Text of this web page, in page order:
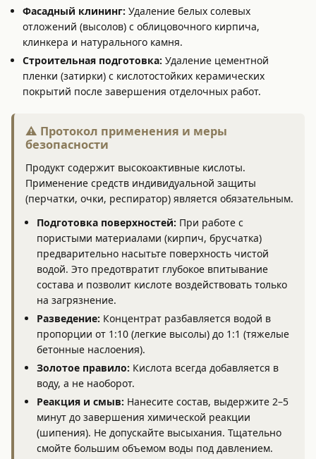
Фасадный клининг: Удаление белых солевых
отложений (высолов) с облицовочного кирпича,
клинкера и натурального камня.
Строительная подготовка: Удаление цементной
пленки (затирки) с кислотостойких керамических
покрытий после завершения отделочных работ.
⚠️ Протокол применения и меры
безопасности
Продукт содержит высокоактивные кислоты.
Применение средств индивидуальной защиты
(перчатки, очки, респиратор) является обязательным.
Подготовка поверхностей: При работе с
пористыми материалами (кирпич, брусчатка)
предварительно насытьте поверхность чистой
водой. Это предотвратит глубокое впитывание
состава и позволит кислоте воздействовать только
на загрязнение.
Разведение: Концентрат разбавляется водой в
пропорции от 1:10 (легкие высолы) до 1:1 (тяжелые
бетонные наслоения).
Золотое правило: Кислота всегда добавляется в
воду, а не наоборот.
Реакция и смыв: Нанесите состав, выдержите 2–5
минут до завершения химической реакции
(шипения). Не допускайте высыхания. Тщательно
смойте большим объемом воды под давлением.